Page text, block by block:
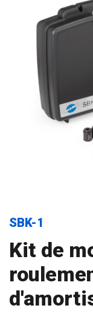
SBK-1
Kit de